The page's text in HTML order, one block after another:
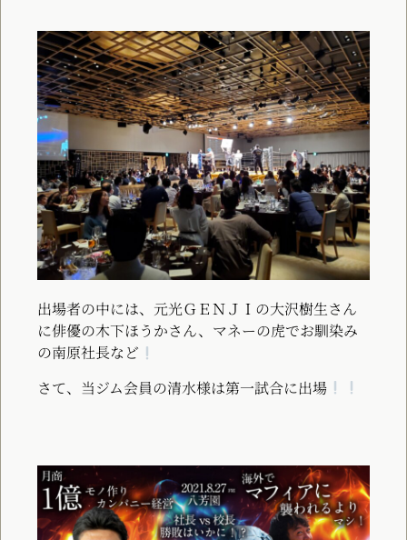
出場者の中には、元光ＧＥＮＪＩの大沢樹生さん
に俳優の木下ほうかさん、マネーの虎でお馴染み
の南原社長など
さて、当ジム会員の清水様は第一試合に出場